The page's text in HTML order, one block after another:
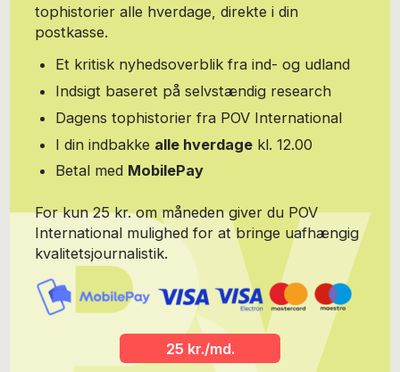
tro” (2019), begge Gyldendal og “Med rank ryg - om tro og
moderskab” (2021), Bibelselskabet. Kontakt via
www.charlotteroerth.dk Foto: Marie Hald
tophistorier alle hverdage, direkte i din
postkasse.
Et kritisk nyhedsoverblik fra ind- og udland
Indsigt baseret på selvstændig research
Dagens tophistorier fra POV International
I din indbakke alle hverdage kl. 12.00
Betal med MobilePay
For kun 25 kr. om måneden giver du POV
International mulighed for at bringe uafhængig
kvalitetsjournalistik.
25 kr./md.